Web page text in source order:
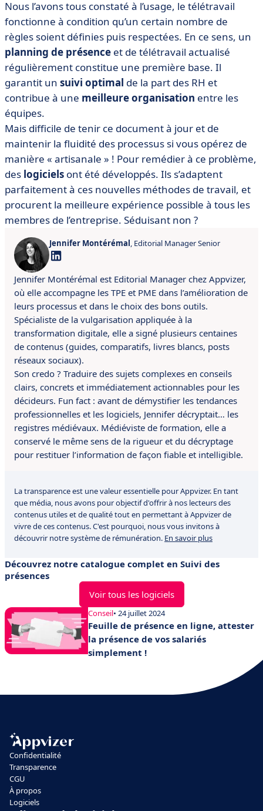
Nous l’avons tous constaté à l’usage, le télétravail
fonctionne à condition qu’un certain nombre de
règles soient définies puis respectées. En ce sens, un
planning de présence et de télétravail actualisé
régulièrement constitue une première base. Il
garantit un suivi optimal de la part des RH et
contribue à une meilleure organisation entre les
équipes.
Mais difficile de tenir ce document à jour et de
maintenir la fluidité des processus si vous opérez de
manière « artisanale » ! Pour remédier à ce problème,
des logiciels ont été développés. Ils s’adaptent
parfaitement à ces nouvelles méthodes de travail, et
procurent la meilleure expérience possible à tous les
membres de l’entreprise. Séduisant non ?
Jennifer Montérémal, Editorial Manager Senior
Jennifer Montérémal est Editorial Manager chez Appvizer,
où elle accompagne les TPE et PME dans l’amélioration de
leurs processus et dans le choix des bons outils.
Spécialiste de la vulgarisation appliquée à la
transformation digitale, elle a signé plusieurs centaines
de contenus (guides, comparatifs, livres blancs, posts
réseaux sociaux).
Son credo ? Traduire des sujets complexes en conseils
clairs, concrets et immédiatement actionnables pour les
décideurs. Fun fact : avant de démystifier les tendances
professionnelles et les logiciels, Jennifer décryptait… les
registres médiévaux. Médiéviste de formation, elle a
conservé le même sens de la rigueur et du décryptage
pour restituer l’information de façon fiable et intelligible.
La transparence est une valeur essentielle pour Appvizer. En tant
que média, nous avons pour objectif d'offrir à nos lecteurs des
contenus utiles et de qualité tout en permettant à Appvizer de
vivre de ces contenus. C'est pourquoi, nous vous invitons à
découvrir notre système de rémunération. En savoir plus
Découvrez notre catalogue complet en Suivi des
présences
Voir tous les logiciels
Conseil• 24 juillet 2024
Feuille de présence en ligne, attester
la présence de vos salariés
simplement !
Confidentialité
Transparence
CGU
À propos
Logiciels